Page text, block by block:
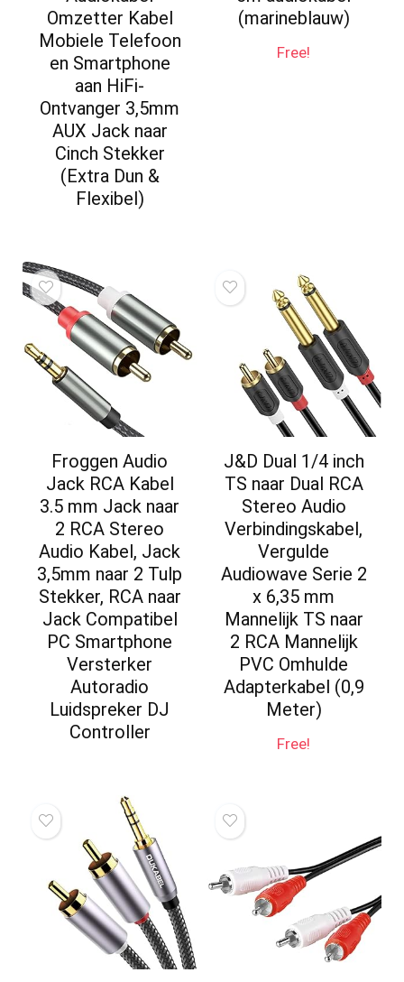
Omzetter Kabel
Mobiele Telefoon
en Smartphone
aan HiFi-
Ontvanger 3,5mm
AUX Jack naar
Cinch Stekker
(Extra Dun &
Flexibel)
(marineblauw)
Free!
Froggen Audio
Jack RCA Kabel
3.5 mm Jack naar
2 RCA Stereo
Audio Kabel, Jack
3,5mm naar 2 Tulp
Stekker, RCA naar
Jack Compatibel
PC Smartphone
Versterker
Autoradio
Luidspreker DJ
Controller
J&D Dual 1/4 inch
TS naar Dual RCA
Stereo Audio
Verbindingskabel,
Vergulde
Audiowave Serie 2
x 6,35 mm
Mannelijk TS naar
2 RCA Mannelijk
PVC Omhulde
Adapterkabel (0,9
Meter)
Free!